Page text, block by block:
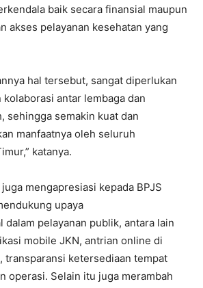
baik secara finansial maupun
akses pelayanan kesehatan yang
hal tersebut, sangat diperlukan
antar lembaga dan
sehingga semakin kuat dan
manfaatnya oleh seluruh
katanya.
mengapresiasi kepada BPJS
upaya
pelayanan publik, antara lain
mobile JKN, antrian online di
transparansi ketersediaan tempat
operasi. Selain itu juga merambah